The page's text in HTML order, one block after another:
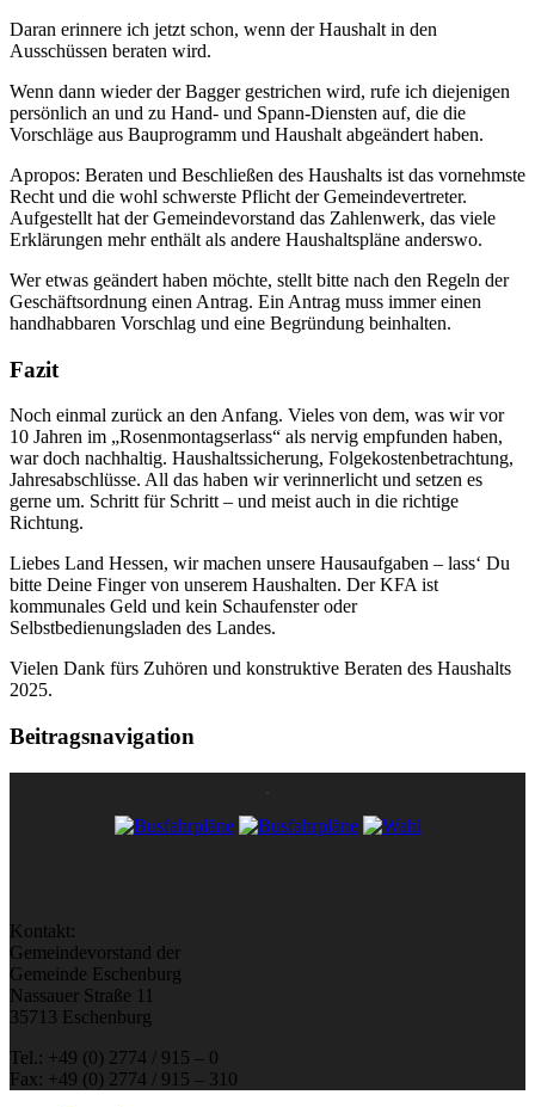
Daran erinnere ich jetzt schon, wenn der Haushalt in den
Ausschüssen beraten wird.
Wenn dann wieder der Bagger gestrichen wird, rufe ich diejenigen
persönlich an und zu Hand- und Spann-Diensten auf, die die
Vorschläge aus Bauprogramm und Haushalt abgeändert haben.
Apropos: Beraten und Beschließen des Haushalts ist das vornehmste
Recht und die wohl schwerste Pflicht der Gemeindevertreter.
Aufgestellt hat der Gemeindevorstand das Zahlenwerk, das viele
Erklärungen mehr enthält als andere Haushaltspläne anderswo.
Wer etwas geändert haben möchte, stellt bitte nach den Regeln der
Geschäftsordnung einen Antrag. Ein Antrag muss immer einen
handhabbaren Vorschlag und eine Begründung beinhalten.
Fazit
Noch einmal zurück an den Anfang. Vieles von dem, was wir vor
10 Jahren im „Rosenmontagserlass“ als nervig empfunden haben,
war doch nachhaltig. Haushaltssicherung, Folgekostenbetrachtung,
Jahresabschlüsse. All das haben wir verinnerlicht und setzen es
gerne um. Schritt für Schritt – und meist auch in die richtige
Richtung.
Liebes Land Hessen, wir machen unsere Hausaufgaben – lass‘ Du
bitte Deine Finger von unserem Haushalten. Der KFA ist
kommunales Geld und kein Schaufenster oder
Selbstbedienungsladen des Landes.
Vielen Dank fürs Zuhören und konstruktive Beraten des Haushalts
2025.
Beitragsnavigation
Kontakt:
Gemeindevorstand der
Gemeinde Eschenburg
Nassauer Straße 11
35713 Eschenburg
Tel.: +49 (0) 2774 / 915 – 0
Fax: +49 (0) 2774 / 915 – 310